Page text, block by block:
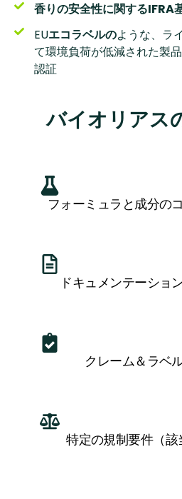
香りの安全性に関するIFRA
EUエコラベルのような、ラ
て環境負荷が低減された製
認証
バイオリアス
フォーミュラと成分の
ドキュメンテーショ
クレーム＆ラベ
特定の規制要件（該